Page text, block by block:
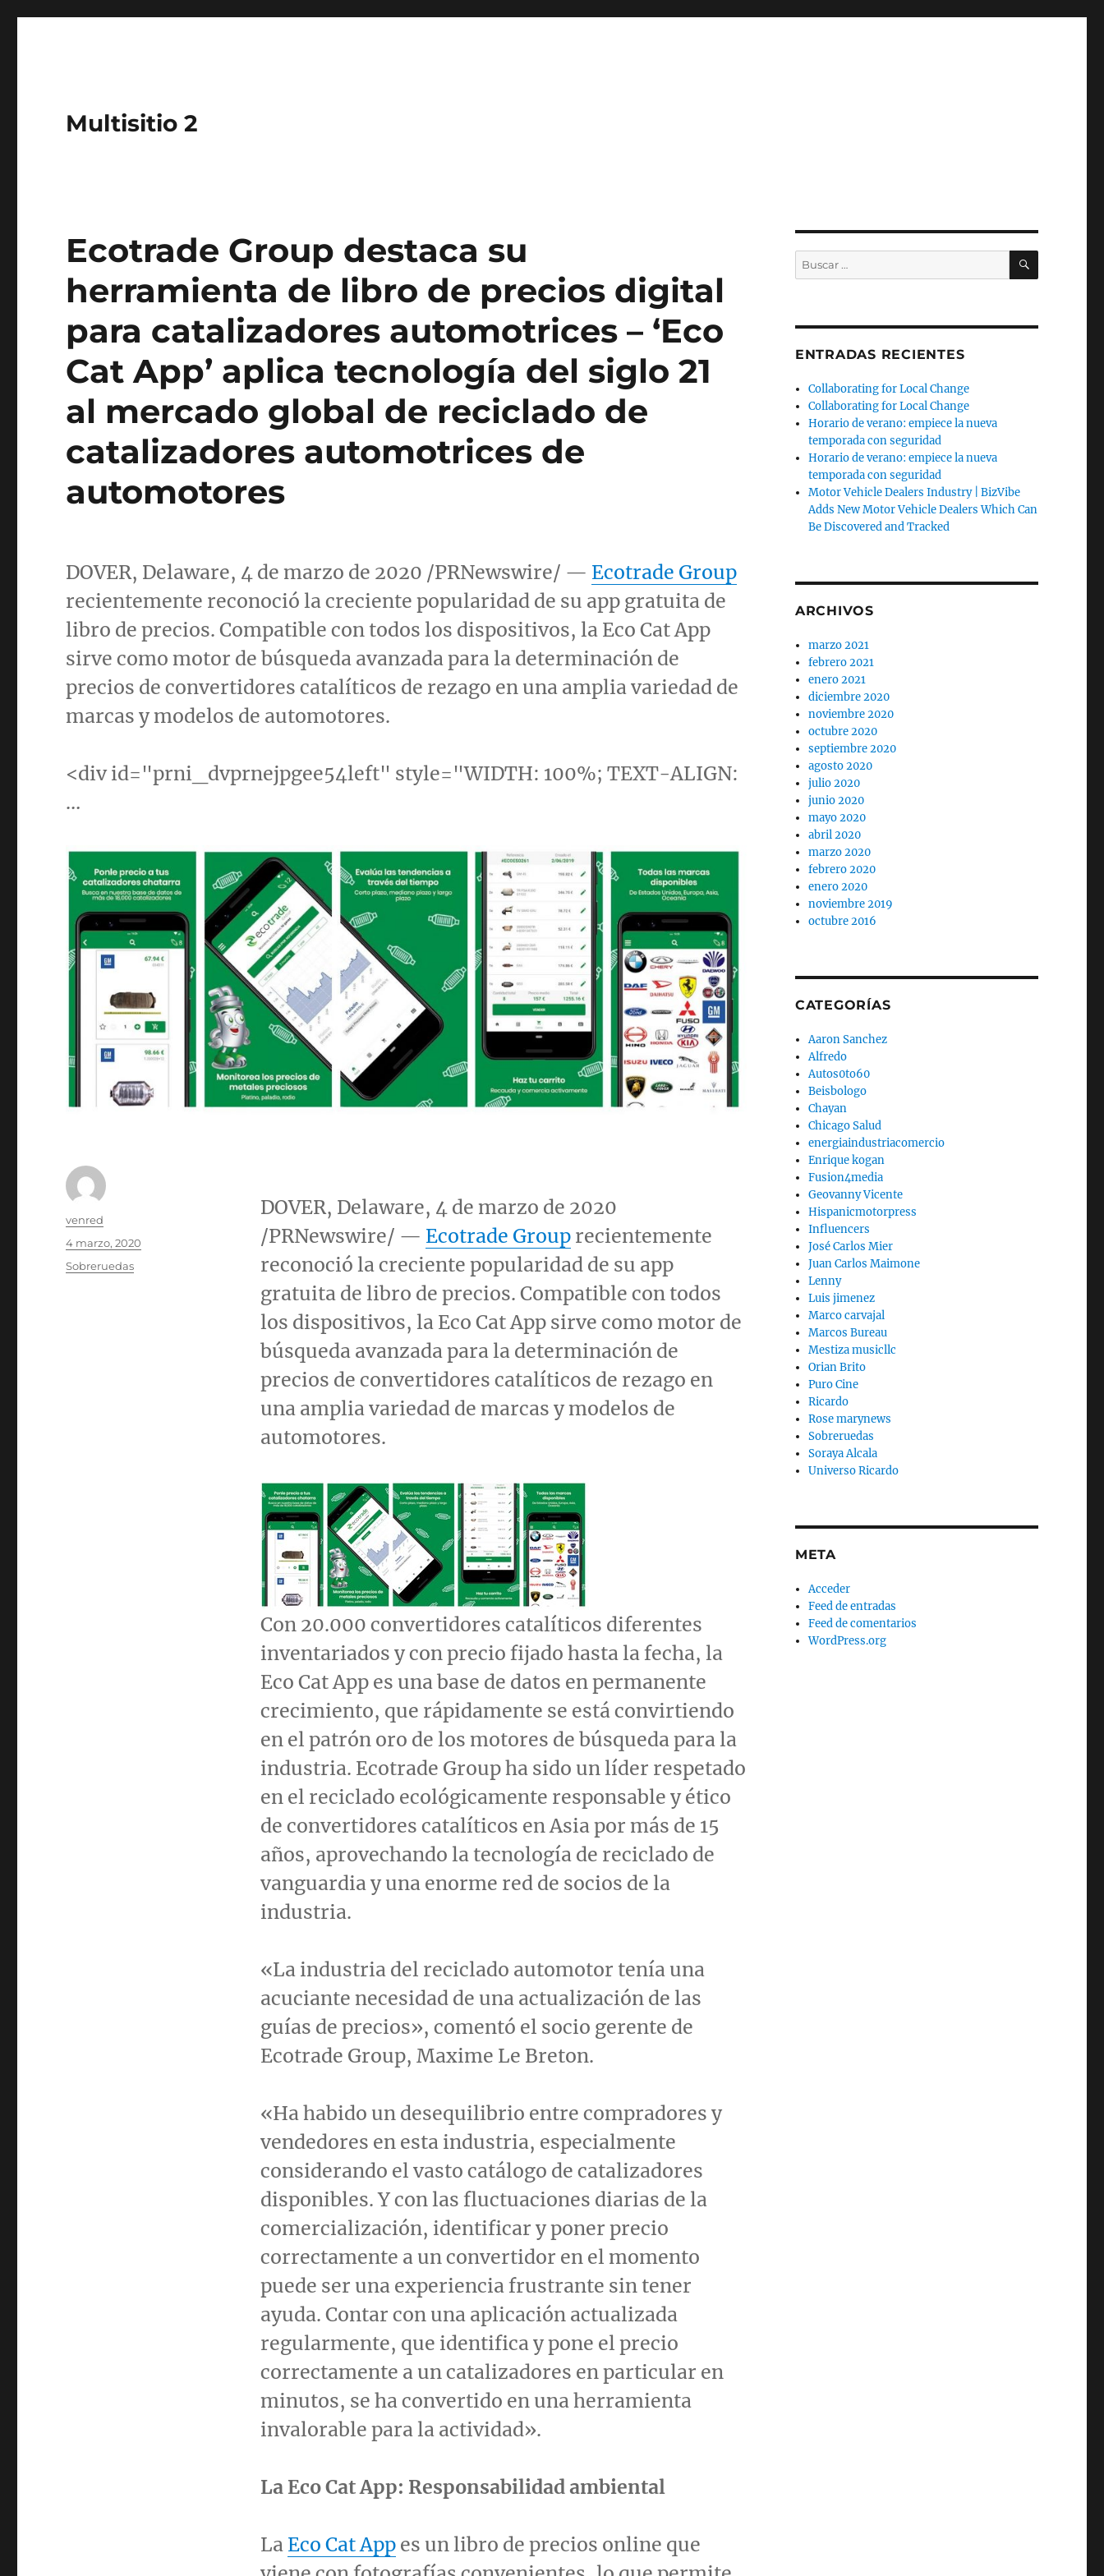
Multisitio 2
Ecotrade Group destaca su
herramienta de libro de precios digital
para catalizadores automotrices – ‘Eco
Cat App’ aplica tecnología del siglo 21
al mercado global de reciclado de
catalizadores automotrices de
automotores
DOVER, Delaware, 4 de marzo de 2020 /PRNewswire/ — Ecotrade Group
recientemente reconoció la creciente popularidad de su app gratuita de
libro de precios. Compatible con todos los dispositivos, la Eco Cat App
sirve como motor de búsqueda avanzada para la determinación de
precios de convertidores catalíticos de rezago en una amplia variedad de
marcas y modelos de automotores.
<div id="prni_dvprnejpgee54left" style="WIDTH: 100%; TEXT-ALIGN:
…
DOVER, Delaware, 4 de marzo de 2020
/PRNewswire/ — Ecotrade Grouprecientemente
reconoció la creciente popularidad de su app
gratuita de libro de precios. Compatible con todos
los dispositivos, la Eco Cat App sirve como motor de
búsqueda avanzada para la determinación de
precios de convertidores catalíticos de rezago en
una amplia variedad de marcas y modelos de
automotores.
Con 20.000 convertidores catalíticos diferentes
inventariados y con precio fijado hasta la fecha, la
Eco Cat App es una base de datos en permanente
crecimiento, que rápidamente se está convirtiendo
en el patrón oro de los motores de búsqueda para la
industria. Ecotrade Group ha sido un líder respetado
en el reciclado ecológicamente responsable y ético
de convertidores catalíticos enAsiapor más de 15
años, aprovechando la tecnología de reciclado de
vanguardia y una enorme red de socios de la
industria.
«La industria del reciclado automotor tenía una
acuciante necesidad de una actualización de las
guías de precios», comentó el socio gerente de
Ecotrade Group, Maxime Le Breton.
«Ha habido un desequilibrio entre compradores y
vendedores en esta industria, especialmente
considerando el vasto catálogo de catalizadores
disponibles. Y con las fluctuaciones diarias de la
comercialización, identificar y poner precio
correctamente a un convertidor en el momento
puede ser una experiencia frustrante sin tener
ayuda. Contar con una aplicación actualizada
regularmente, que identifica y pone el precio
correctamente a un catalizadores en particular en
minutos, se ha convertido en una herramienta
invalorable para la actividad».
La Eco Cat App: Responsabilidad ambiental
La Eco Cat Appes un libro de precios online que
Autor
venred
Publicado
4 marzo, 2020
Categorías
Sobreruedas
Buscar
por:
BUSCAR
ENTRADAS RECIENTES
Collaborating for Local Change
Collaborating for Local Change
Horario de verano: empiece la nueva
temporada con seguridad
Horario de verano: empiece la nueva
temporada con seguridad
Motor Vehicle Dealers Industry | BizVibe
Adds New Motor Vehicle Dealers Which Can
Be Discovered and Tracked
ARCHIVOS
marzo 2021
febrero 2021
enero 2021
diciembre 2020
noviembre 2020
octubre 2020
septiembre 2020
agosto 2020
julio 2020
junio 2020
mayo 2020
abril 2020
marzo 2020
febrero 2020
enero 2020
noviembre 2019
octubre 2016
CATEGORÍAS
Aaron Sanchez
Alfredo
Autos0to60
Beisbologo
Chayan
Chicago Salud
energiaindustriacomercio
Enrique kogan
Fusion4media
Geovanny Vicente
Hispanicmotorpress
Influencers
José Carlos Mier
Juan Carlos Maimone
Lenny
Luis jimenez
Marco carvajal
Marcos Bureau
Mestiza musicllc
Orian Brito
Puro Cine
Ricardo
Rose marynews
Sobreruedas
Soraya Alcala
Universo Ricardo
META
Acceder
Feed de entradas
Feed de comentarios
WordPress.org